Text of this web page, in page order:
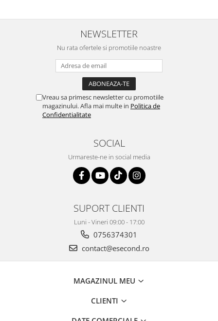
Consumabile sanitare
Cosmetice si produse ingrijire
Jucarii, Copii & Bebe
Hrana bebelusi
Igiena si ingrijire
Jucarii si Jocuri
Accesorii animale de companie
Castroane si adapatori animale
Mobila si transport animale de
PC, Periferice & Software
Componente PC
Imprimante, Scanere &
NEWSLETTER
Nu rata ofertele si promotiile noastre
Vreau sa primesc newsletter cu promotiile
magazinului. Afla mai multe in Politica de
Confidentialitate
SOCIAL
Urmareste-ne in social media
SUPORT CLIENTI
Luni - Vineri 09:00 - 17:00
0756374301
contact@esecond.ro
MAGAZINUL MEU
CLIENTI